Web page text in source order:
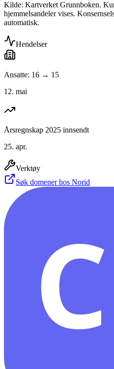
Kilde: Kartverket Grunnboken.
hjemmelsandeler vises.
automatisk.
Hendelser
Ansatte: 16 → 15
12. mai
Årsregnskap 2025 innsendt
25. apr.
Verktøy
Søk domener hos Norid